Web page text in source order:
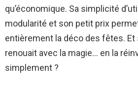
qu’économique. Sa simplicité
modularité et son petit prix
entièrement la déco des fêtes. Et
renouait avec la magie… en la
simplement ?